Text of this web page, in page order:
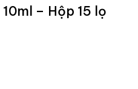
– Hộp 15 lọ
lọ số lượng